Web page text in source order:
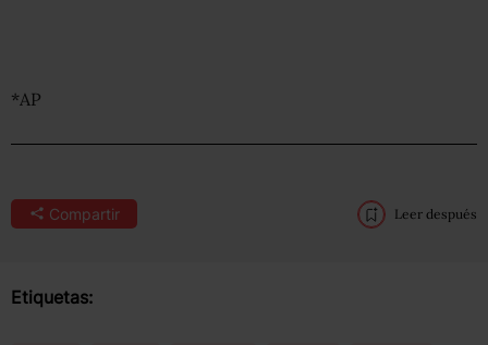
*AP
Compartir Leer después
Etiquetas: